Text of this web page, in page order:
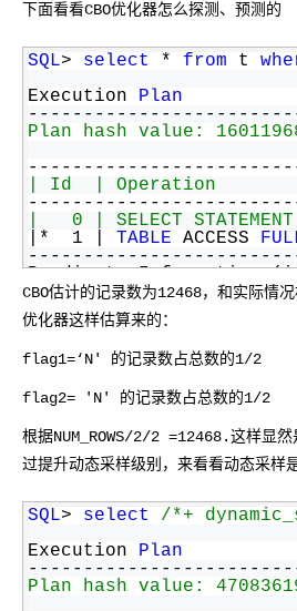
下面看看CBO优化器怎么探测、预测的
SQL> select * from t
Execution Plan
Plan hash value:
| Id  | Operation
|   0 | SELECT
|*  1 | TABLE ACCESS
Predicate Information
   1 - filter("FLAG1"=
CBO估计的记录数为12468，和实际情
优化器这样估算来的：
flag1=‘N' 的记录数占总数的1/2
flag2= 'N' 的记录数占总数的1/2
根据NUM_ROWS/2/2 =12468.这样显
过提升动态采样级别，来看看动态采样
SQL> select
/*+
Execution Plan
Plan hash value: